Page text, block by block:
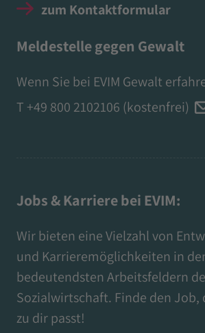
zum Kontaktformular
Meldestelle gegen Gewalt
Wenn Sie bei EVIM Gewalt
T +49 800 2102106 (kostenfrei)
Jobs & Karriere bei EVIM:
Wir bieten eine Vielzahl von
und Karrieremöglichkeiten in
bedeutendsten Arbeitsfeldern
Sozialwirtschaft. Finde den Job,
zu dir passt!